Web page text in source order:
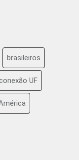
brasileiros
UF